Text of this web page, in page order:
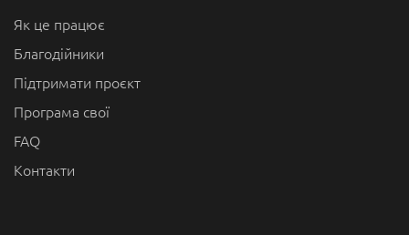
Як це працює
Благодійники
Підтримати проєкт
Програма свої
FAQ
Контакти